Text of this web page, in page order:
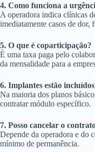
4. Como funciona a
A operadora indica clínicas
imediatamente casos de dor,
5. O que é coparticipação?
É uma taxa paga pelo
da mensalidade para a
6. Implantes estão
Na maioria dos planos
contratar módulo específico.
7. Posso cancelar o
Depende da operadora e do
mínimo de permanência.